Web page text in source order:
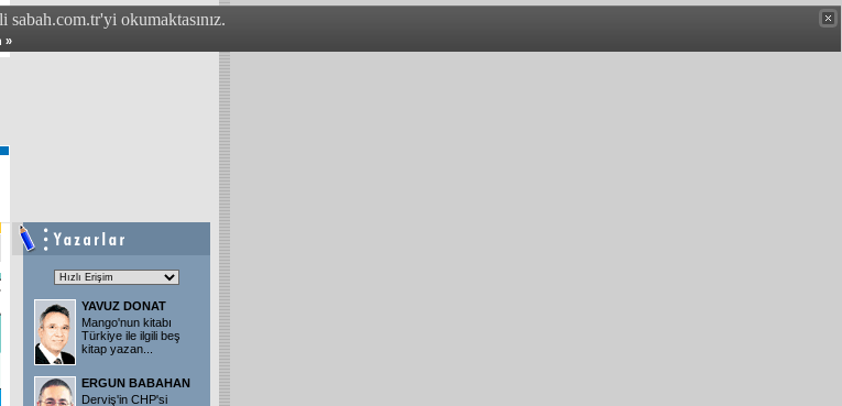
sabah.com.tr'yi okumaktasınız.
»
YAVUZ DONAT
Mango'nun kitabı
Türkiye ile ilgili beş
kitap yazan
ERGUN BABAHAN
Derviş'in CHP'si